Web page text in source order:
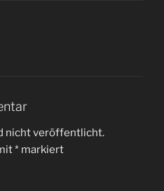
nicht veröffentlicht.
* markiert